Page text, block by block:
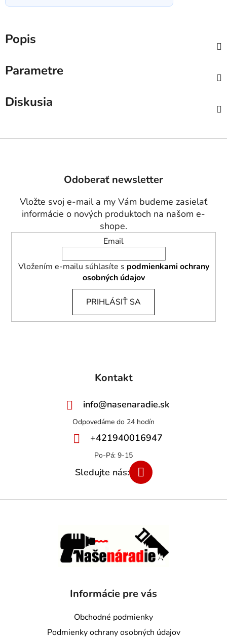
Popis
Parametre
Diskusia
Odoberať newsletter
Vložte svoj e-mail a my Vám budeme zasielať
informácie o nových produktoch na našom e-
shope.
Email
Vložením e-mailu súhlasíte s podmienkami ochrany
osobných údajov
PRIHLÁSIŤ SA
Kontakt
info@nasenaradie.sk
+421940016947
Informácie pre vás
Obchodné podmienky
Podmienky ochrany osobných údajov